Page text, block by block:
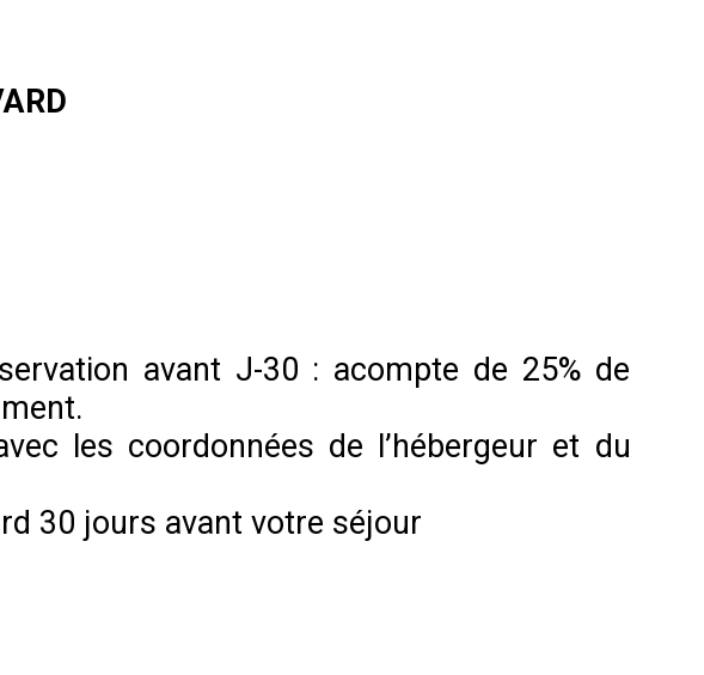
avant J-30 : acompte de 25% de
les coordonnées de l’hébergeur et du
30 jours avant votre séjour